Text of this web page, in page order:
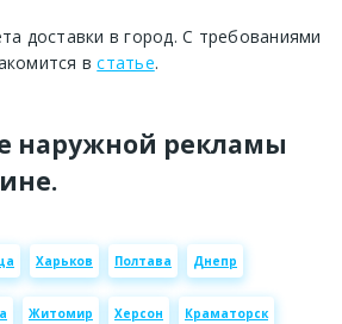
доставки в город. С требованиями
встатье.
наружной рекламы
Харьков Полтава Днепр
Житомир Херсон Краматорск